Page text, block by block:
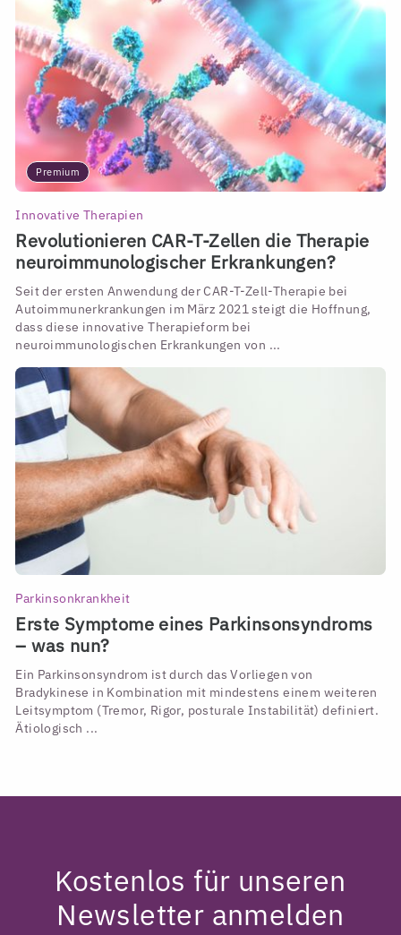
Premium
Innovative Therapien
Revolutionieren CAR-T-Zellen die Therapie
neuroimmunologischer Erkrankungen?
Seit der ersten Anwendung der CAR-T-Zell-Therapie bei
Autoimmunerkrankungen im März 2021 steigt die Hoffnung,
dass diese innovative Therapieform bei
neuroimmunologischen Erkrankungen von ...
Parkinsonkrankheit
Erste Symptome eines Parkinsonsyndroms
– was nun?
Ein Parkinsonsyndrom ist durch das Vorliegen von
Bradykinese in Kombination mit mindestens einem weiteren
Leitsymptom (Tremor, Rigor, posturale Instabilität) definiert.
Ätiologisch ...
Kostenlos für unseren
Newsletter anmelden